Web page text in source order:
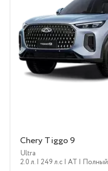
Chery Tiggo 9
Ultra
2.0 л. | 249 л.c | AT | Полный